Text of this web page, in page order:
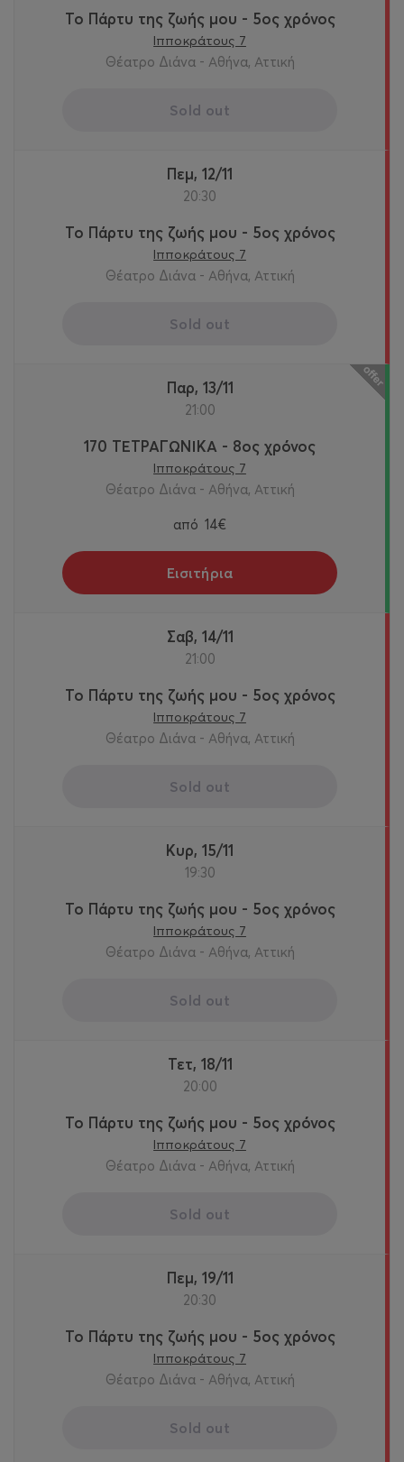
Το Πάρτυ της ζωής μου - 5ος χρόνος
Ιπποκράτους 7
Θέατρο Διάνα - Αθήνα, Αττική
Sold out
Πεμ, 12/11
20:30
Το Πάρτυ της ζωής μου - 5ος χρόνος
Ιπποκράτους 7
Θέατρο Διάνα - Αθήνα, Αττική
Sold out
Παρ, 13/11
21:00
170 ΤΕΤΡΑΓΩΝΙΚΑ - 8ος χρόνος
Ιπποκράτους 7
Θέατρο Διάνα - Αθήνα, Αττική
από 14€
Εισιτήρια
Σαβ, 14/11
21:00
Το Πάρτυ της ζωής μου - 5ος χρόνος
Ιπποκράτους 7
Θέατρο Διάνα - Αθήνα, Αττική
Sold out
Κυρ, 15/11
19:30
Το Πάρτυ της ζωής μου - 5ος χρόνος
Ιπποκράτους 7
Θέατρο Διάνα - Αθήνα, Αττική
Sold out
Τετ, 18/11
20:00
Το Πάρτυ της ζωής μου - 5ος χρόνος
Ιπποκράτους 7
Θέατρο Διάνα - Αθήνα, Αττική
Sold out
Πεμ, 19/11
20:30
Το Πάρτυ της ζωής μου - 5ος χρόνος
Ιπποκράτους 7
Θέατρο Διάνα - Αθήνα, Αττική
Sold out